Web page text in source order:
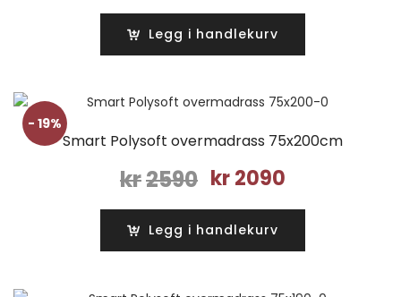
var:
kr2350. kr1890.
Legg i handlekurv
- 19%
Smart Polysoft overmadrass 75x200cm
kr2590 Opprinnelig
var:
kr2590.
kr2090
kr2090.
Legg i handlekurv